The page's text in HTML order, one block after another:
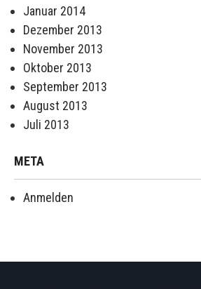
Januar 2014
Dezember 2013
November 2013
Oktober 2013
September 2013
August 2013
Juli 2013
META
Anmelden